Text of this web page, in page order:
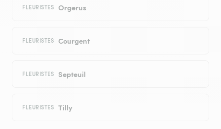
FLEURISTES Orgerus
FLEURISTES Courgent
FLEURISTES Septeuil
FLEURISTES Tilly